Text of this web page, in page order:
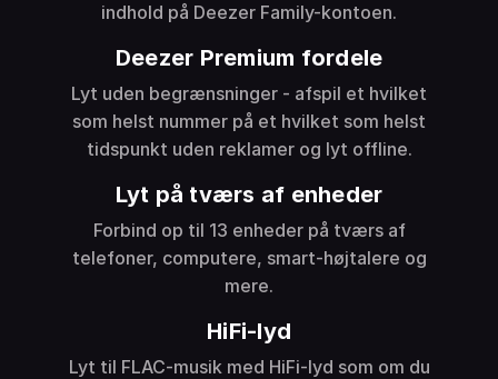
indhold på Deezer Family-kontoen.
Deezer Premium fordele
Lyt uden begrænsninger - afspil et hvilket
som helst nummer på et hvilket som helst
tidspunkt uden reklamer og lyt offline.
Lyt på tværs af enheder
Forbind op til 13 enheder på tværs af
telefoner, computere, smart-højtalere og
mere.
HiFi-lyd
Lyt til FLAC-musik med HiFi-lyd som om du